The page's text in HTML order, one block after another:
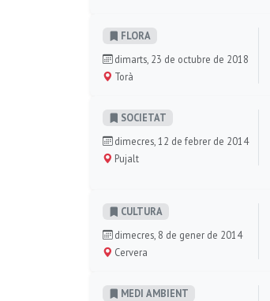
FLORA
dimarts, 23 de octubre de 2018
Torà
SOCIETAT
dimecres, 12 de febrer de 2014
Pujalt
CULTURA
dimecres, 8 de gener de 2014
Cervera
MEDI AMBIENT